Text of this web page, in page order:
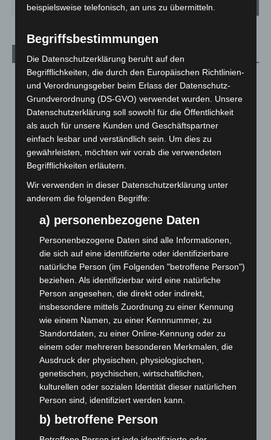
Aktuelle Beiträge
M’era Luna 2026: 25.000 Fans feiern in Hildesheim
10. August 2026
Kunst trifft Weingenuss: Barbara-Susann Mehring zeigt ihre
Werke im Jacques’ Wein-Depot Isernhagen
8. August 2026
A2: Zweite Turbobaustelle startet zwischen Hannover-West
und Bothfeld
8. August 2026
Niedersachsen: Feuerwehrkräfte kehren nach
7. August 2026
Hannover: Erste Tigermücken-Population in Niedersachsen
entdeckt
7. August 2026
Brand im „Haus der Begegnung“ in Neuwarmbüchen schnell
eingedämmt
6. August 2026
Region Hannover: 21 neue Notfallsanitäter starten beim
Roten Kreuz
5. August 2026
Mann läuft mit Hockeyschläger über A7 – Polizei sucht
beispielsweise telefonisch, an uns zu übermitteln.
Begriffsbestimmungen
Die Datenschutzerklärung beruht auf den
Begrifflichkeiten, die durch den Europäischen Richtlinien-
und Verordnungsgeber beim Erlass der Datenschutz-
Grundverordnung (DS-GVO) verwendet wurden. Unsere
Datenschutzerklärung soll sowohl für die Öffentlichkeit
als auch für unsere Kunden und Geschäftspartner
einfach lesbar und verständlich sein. Um dies zu
gewährleisten, möchten wir vorab die verwendeten
Begrifflichkeiten erläutern.
Wir verwenden in dieser Datenschutzerklärung unter
anderem die folgenden Begriffe:
a) personenbezogene Daten
Personenbezogene Daten sind alle Informationen,
die sich auf eine identifizierte oder identifizierbare
natürliche Person (im Folgenden "betroffene Person")
beziehen. Als identifizierbar wird eine natürliche
Person angesehen, die direkt oder indirekt,
insbesondere mittels Zuordnung zu einer Kennung
wie einem Namen, zu einer Kennnummer, zu
Standortdaten, zu einer Online-Kennung oder zu
einem oder mehreren besonderen Merkmalen, die
Ausdruck der physischen, physiologischen,
genetischen, psychischen, wirtschaftlichen,
kulturellen oder sozialen Identität dieser natürlichen
Person sind, identifiziert werden kann.
b) betroffene Person